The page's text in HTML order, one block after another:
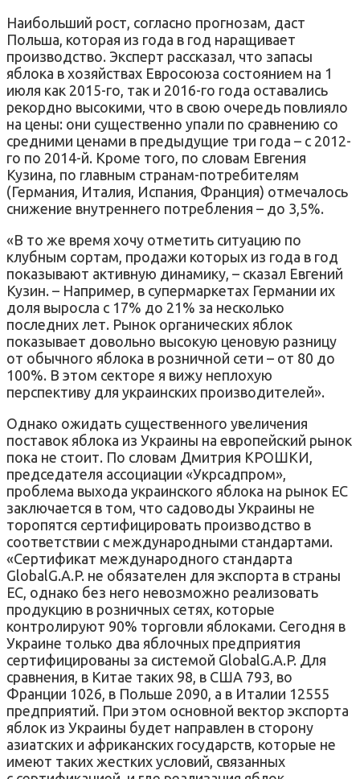
Наибольший рост, согласно прогнозам, даст
Польша, которая из года в год наращивает
производство. Эксперт рассказал, что запасы
яблока в хозяйствах Евросоюза состоянием на 1
июля как 2015-го, так и 2016-го года оставались
рекордно высокими, что в свою очередь повлияло
на цены: они существенно упали по сравнению со
средними ценами в предыдущие три года – с 2012-
го по 2014-й. Кроме того, по словам Евгения
Кузина, по главным странам-потребителям
(Германия, Италия, Испания, Франция) отмечалось
снижение внутреннего потребления – до 3,5%.
«В то же время хочу отметить ситуацию по
клубным сортам, продажи которых из года в год
показывают активную динамику, – сказал Евгений
Кузин. – Например, в супермаркетах Германии их
доля выросла с 17% до 21% за несколько
последних лет. Рынок органических яблок
показывает довольно высокую ценовую разницу
от обычного яблока в розничной сети – от 80 до
100%. В этом секторе я вижу неплохую
перспективу для украинских производителей».
Однако ожидать существенного увеличения
поставок яблока из Украины на европейский рынок
пока не стоит. По словам Дмитрия КРОШКИ,
председателя ассоциации «Укрсадпром»,
проблема выхода украинского яблока на рынок ЕС
заключается в том, что садоводы Украины не
торопятся сертифицировать производство в
соответствии с международными стандартами.
«Сертификат международного стандарта
GlobalG.A.P. не обязателен для экспорта в страны
ЕС, однако без него невозможно реализовать
продукцию в розничных сетях, которые
контролируют 90% торговли яблоками. Сегодня в
Украине только два яблочных предприятия
сертифицированы за системой GlobalG.A.P. Для
сравнения, в Китае таких 98, в США 793, во
Франции 1026, в Польше 2090, а в Италии 12555
предприятий. При этом основной вектор экспорта
яблок из Украины будет направлен в сторону
азиатских и африканских государств, которые не
имеют таких жестких условий, связанных